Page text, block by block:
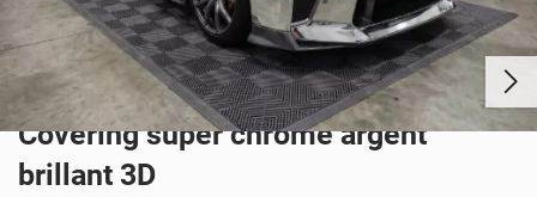
Covering super chrome argent
brillant 3D